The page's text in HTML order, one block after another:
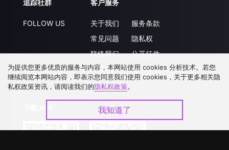
追踪社群
FOLLOW US
客户服务
关于我们
常见问题
联络我们
升级VIP
服务条款
隐私权
公开征件
合作洽談
为提供您更多优质的服务与内容，本网站使用 cookies 分析技术。若您
继续阅览本网站内容，即表示您同意我们使用 cookies，关于更多相关隐
私权政策资讯，请阅读我们的隐私权政策。
我知道了